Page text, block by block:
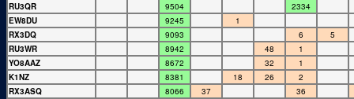
RU3QR
9504
2334
EW8DU
9245
1
RX3DQ
9093 6
5
RU3WR
8942 48
1
YO8AAZ
8672 32
1
K1NZ
8381 18 26
2
RX3ASQ
8066 37
36